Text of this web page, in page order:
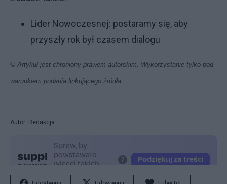
Lider Nowoczesnej: postaramy się, aby
przyszły rok był czasem dialogu
© Artykuł jest chroniony prawem autorskim. Wykorzystanie tylko pod
warunkiem podania linkującego źródła.
Autor: Redakcja